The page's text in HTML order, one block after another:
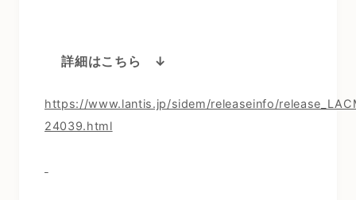
詳細はこちら ↓
https://www.lantis.jp/sidem/releaseinfo/
24039.html